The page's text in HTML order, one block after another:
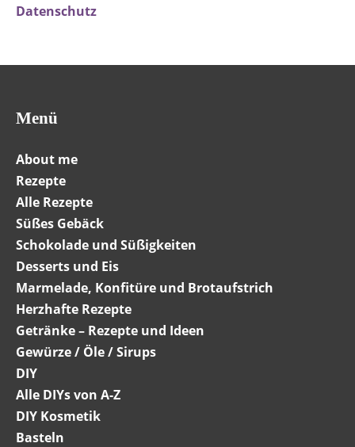
Datenschutz
Menü
About me
Rezepte
Alle Rezepte
Süßes Gebäck
Schokolade und Süßigkeiten
Desserts und Eis
Marmelade, Konfitüre und Brotaufstrich
Herzhafte Rezepte
Getränke – Rezepte und Ideen
Gewürze / Öle / Sirups
DIY
Alle DIYs von A-Z
DIY Kosmetik
Basteln